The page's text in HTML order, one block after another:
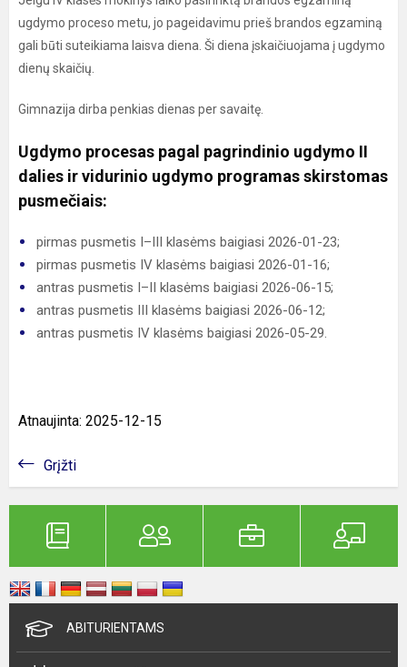
ugdymo proceso metu, jo pageidavimu prieš brandos egzaminą
gali būti suteikiama laisva diena. Ši diena įskaičiuojama į ugdymo
dienų skaičių.
Gimnazija dirba penkias dienas per savaitę.
Ugdymo procesas pagal pagrindinio ugdymo II
dalies ir vidurinio ugdymo programas skirstomas
pusmečiais:
pirmas pusmetis I–III klasėms baigiasi 2026-01-23;
pirmas pusmetis IV klasėms baigiasi 2026-01-16;
antras pusmetis I–II klasėms baigiasi 2026-06-15;
antras pusmetis III klasėms baigiasi 2026-06-12;
antras pusmetis IV klasėms baigiasi 2026-05-29.
Atnaujinta: 2025-12-15
Grįžti
ABITURIENTAMS